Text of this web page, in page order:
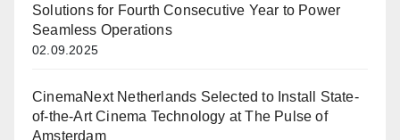
Solutions for Fourth Consecutive Year to Power
Seamless Operations
02.09.2025
CinemaNext Netherlands Selected to Install State-
of-the-Art Cinema Technology at The Pulse of
Amsterdam